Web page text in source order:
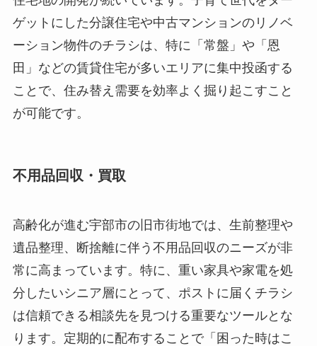
ゲットにした分譲住宅や中古マンションのリノベ
ーション物件のチラシは、特に「常盤」や「恩
田」などの賃貸住宅が多いエリアに集中投函する
ことで、住み替え需要を効率よく掘り起こすこと
が可能です。
不用品回収・買取
高齢化が進む宇部市の旧市街地では、生前整理や
遺品整理、断捨離に伴う不用品回収のニーズが非
常に高まっています。特に、重い家具や家電を処
分したいシニア層にとって、ポストに届くチラシ
は信頼できる相談先を見つける重要なツールとな
ります。定期的に配布することで「困った時はこ